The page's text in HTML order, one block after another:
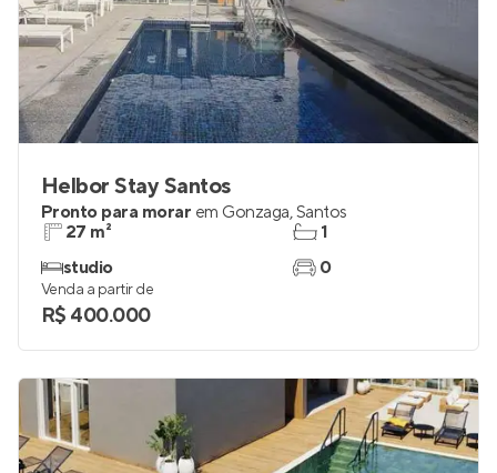
Helbor Stay Santos
Pronto para morar em Gonzaga,Santos
27 m²
studio
1
0
Venda a partir de
R$ 400.000